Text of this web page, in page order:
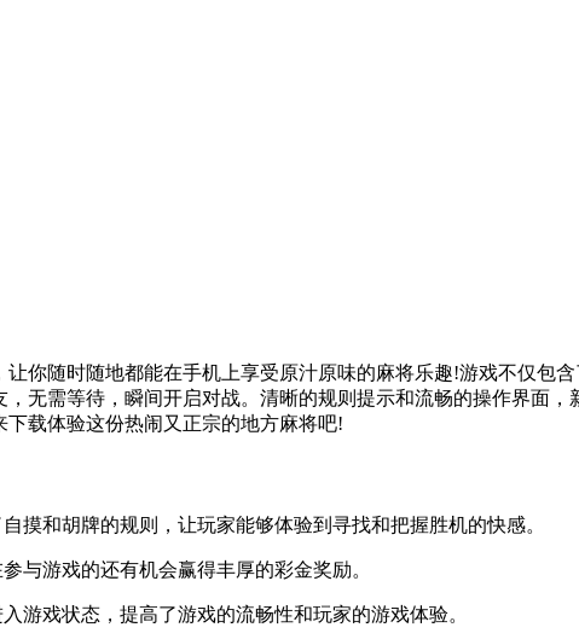
你随时随地都能在手机上享受原汁原味的麻将乐趣!游戏不仅包
无需等待，瞬间开启对战。清晰的规则提示和流畅的操作界面
载体验这份热闹又正宗的地方麻将吧!
和胡牌的规则，让玩家能够体验到寻找和把握胜机的快感。
游戏的还有机会赢得丰厚的彩金奖励。
戏状态，提高了游戏的流畅性和玩家的游戏体验。